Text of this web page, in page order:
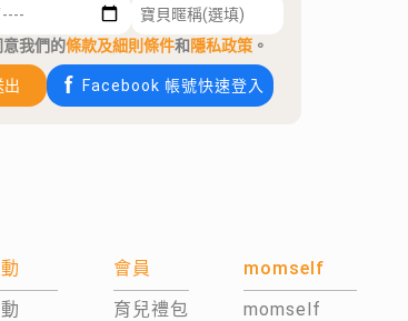
意我們的條款及細則條件和隱私政策 。
出 Facebook 帳號快速登入
會員
育兒禮包
momself
momself